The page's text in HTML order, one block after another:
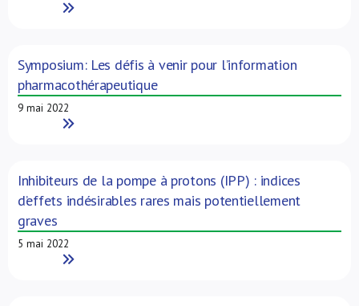
Read More
Symposium: Les défis à venir pour l’information
pharmacothérapeutique
9 mai 2022
Read More
Inhibiteurs de la pompe à protons (IPP) : indices
d’effets indésirables rares mais potentiellement
graves
5 mai 2022
Read More